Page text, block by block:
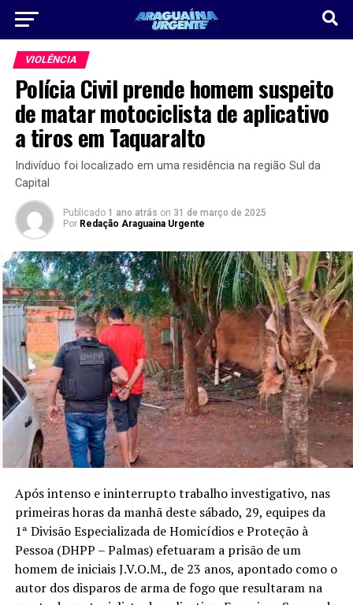
VIOLÊNCIA
Polícia Civil prende homem suspeito
de matar motociclista de aplicativo
a tiros em Taquaralto
Indivíduo foi localizado em uma residência na região Sul da
Capital
Publicado 1 ano atrás on 31 de março de 2025
Por Redação Araguaina Urgente
Após intenso e ininterrupto trabalho investigativo, nas
primeiras horas da manhã deste sábado, 29, equipes da
1ª Divisão Especializada de Homicídios e Proteção à
Pessoa (DHPP – Palmas) efetuaram a prisão de um
homem de iniciais J.V.O.M., de 23 anos, apontado como o
autor dos disparos de arma de fogo que resultaram na